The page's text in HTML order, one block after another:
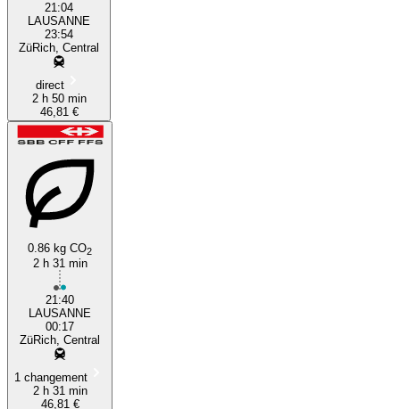
21:04
LAUSANNE
23:54
ZüRich, Central
direct
2 h 50 min
46,81 €
0.86 kg CO2
2 h 31 min
21:40
LAUSANNE
00:17
ZüRich, Central
1 changement
2 h 31 min
46,81 €